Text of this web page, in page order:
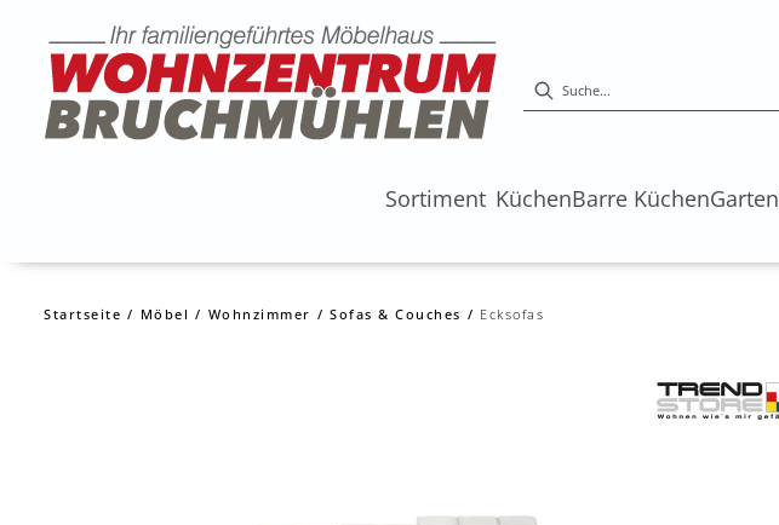
Sortiment KüchenBarre KüchenGarten
Startseite Möbel Wohnzimmer Sofas & Couches Ecksofas